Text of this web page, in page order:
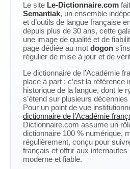
Le site Le-Dictionnaire.com
Semantiak, un ensemble
et d’outils de langue française
depuis plus de 30 ans, cette
une image de qualité et de
page dédiée au mot dogon
régulier de mise à jour et de
Le dictionnaire de l’Académie
place à part : c’est la référence
historique de la langue, dont le
s’étend sur plusieurs
Pour un point de vue
dictionnaire de l’Académie
Dictionnaire.com assume un
dictionnaire 100 % numérique,
régulièrement, conçu pour
français et offrir aux internautes
moderne et fiable.